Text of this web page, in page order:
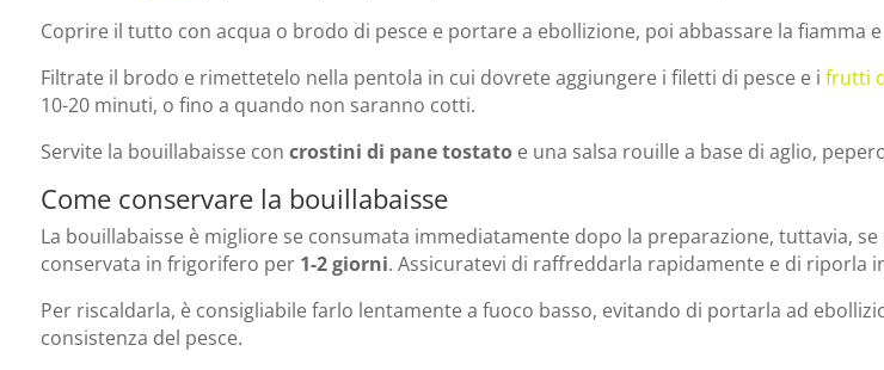
Coprire il tutto con acqua o brodo di pesce e portare a ebollizione, poi abbassare la fiamma
Filtrate il brodo e rimettetelo nella pentola in cui dovrete aggiungere i filetti di pesce e i frutti
10-20 minuti, o fino a quando non saranno cotti.
Servite la bouillabaisse con crostini di pane tostatoe una salsa rouille a base di aglio,
Come conservare la bouillabaisse
La bouillabaisse è migliore se consumata immediatamente dopo la preparazione, tuttavia,
conservata in frigorifero per 1-2 giorni. Assicuratevi di raffreddarla rapidamente e di riporla
Per riscaldarla, è consigliabile farlo lentamente a fuoco basso, evitando di portarla ad
consistenza del pesce.